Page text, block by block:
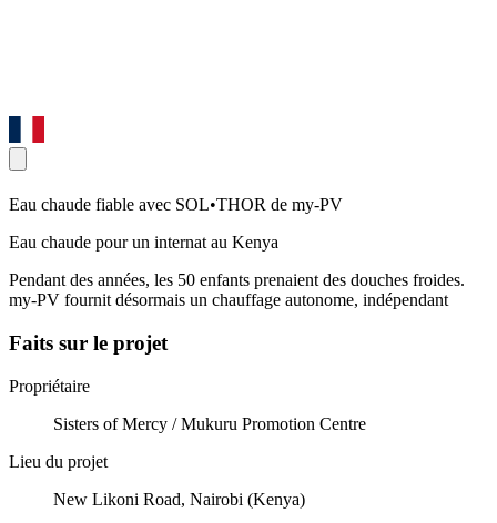
Eau chaude fiable avec SOL•THOR de my-PV
Eau chaude pour un internat au Kenya
Pendant des années, les 50 enfants prenaient des douches froides.
my-PV fournit désormais un chauffage autonome, indépendant
Faits sur le projet
Propriétaire
Sisters of Mercy / Mukuru Promotion Centre
Lieu du projet
New Likoni Road, Nairobi (Kenya)